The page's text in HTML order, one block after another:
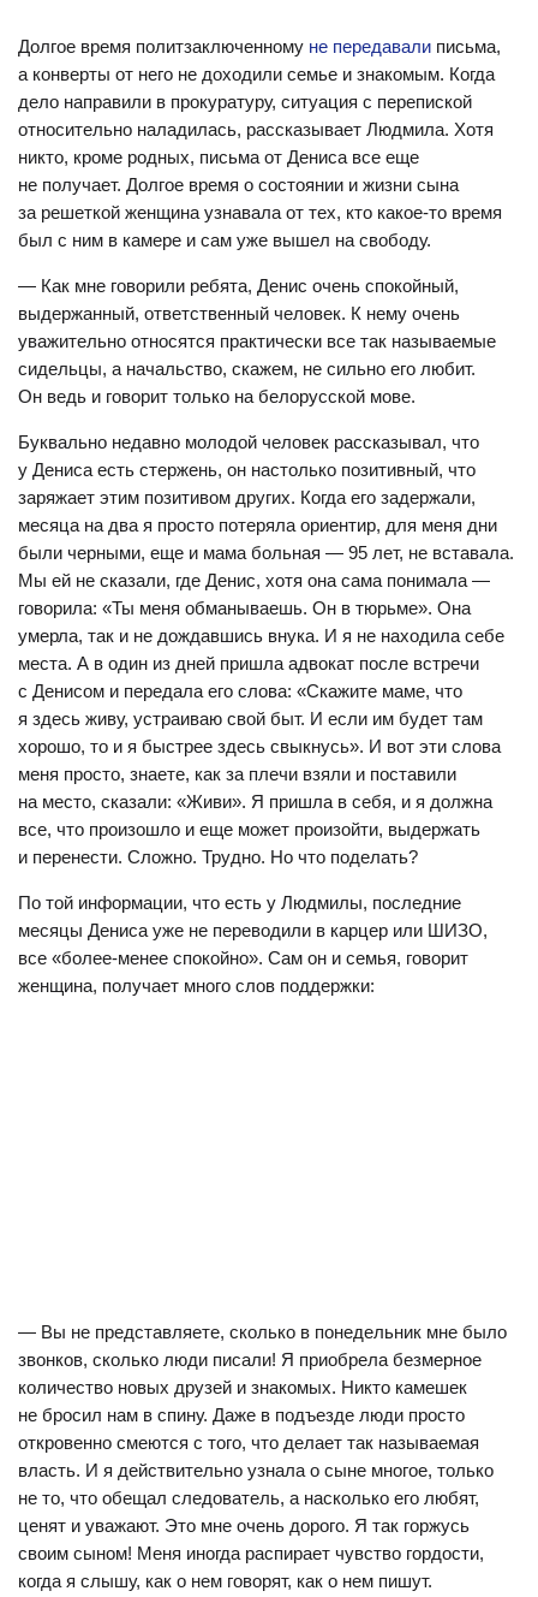
Долгое время политзаключенному не передавали письма,
а конверты от него не доходили семье и знакомым. Когда
дело направили в прокуратуру, ситуация с перепиской
относительно наладилась, рассказывает Людмила. Хотя
никто, кроме родных, письма от Дениса все еще
не получает. Долгое время о состоянии и жизни сына
за решеткой женщина узнавала от тех, кто какое-то время
был с ним в камере и сам уже вышел на свободу.
— Как мне говорили ребята, Денис очень спокойный,
выдержанный, ответственный человек. К нему очень
уважительно относятся практически все так называемые
сидельцы, а начальство, скажем, не сильно его любит.
Он ведь и говорит только на белорусской мове.
Буквально недавно молодой человек рассказывал, что
у Дениса есть стержень, он настолько позитивный, что
заряжает этим позитивом других. Когда его задержали,
месяца на два я просто потеряла ориентир, для меня дни
были черными, еще и мама больная — 95 лет, не вставала.
Мы ей не сказали, где Денис, хотя она сама понимала —
говорила: «Ты меня обманываешь. Он в тюрьме». Она
умерла, так и не дождавшись внука. И я не находила себе
места. А в один из дней пришла адвокат после встречи
с Денисом и передала его слова: «Скажите маме, что
я здесь живу, устраиваю свой быт. И если им будет там
хорошо, то и я быстрее здесь свыкнусь». И вот эти слова
меня просто, знаете, как за плечи взяли и поставили
на место, сказали: «Живи». Я пришла в себя, и я должна
все, что произошло и еще может произойти, выдержать
и перенести. Сложно. Трудно. Но что поделать?
По той информации, что есть у Людмилы, последние
месяцы Дениса уже не переводили в карцер или ШИЗО,
все «более-менее спокойно». Сам он и семья, говорит
женщина, получает много слов поддержки:
— Вы не представляете, сколько в понедельник мне было
звонков, сколько люди писали! Я приобрела безмерное
количество новых друзей и знакомых. Никто камешек
не бросил нам в спину. Даже в подъезде люди просто
откровенно смеются с того, что делает так называемая
власть. И я действительно узнала о сыне многое, только
не то, что обещал следователь, а насколько его любят,
ценят и уважают. Это мне очень дорого. Я так горжусь
своим сыном! Меня иногда распирает чувство гордости,
когда я слышу, как о нем говорят, как о нем пишут.